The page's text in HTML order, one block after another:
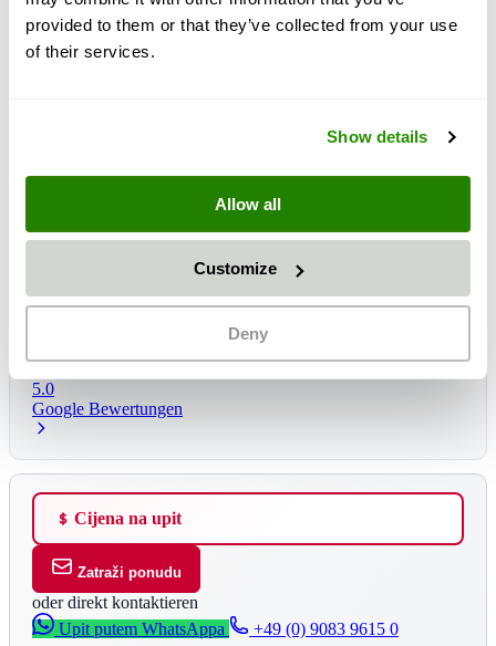
provided to them or that they’ve collected from your use
of their services.
Show details
Allow all
Customize
Deny
Lieferzeit: 1 - 3 dana
5.0
Google Bewertungen
Cijena na upit
Zatraži ponudu
oder direkt kontaktieren
Upit putem WhatsAppa
+49 (0) 9083 9615 0